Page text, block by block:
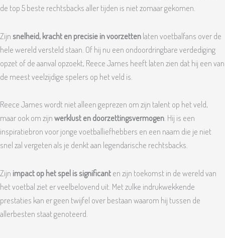
de top 5 beste rechtsbacks aller tijden is niet zomaar gekomen.
Zijnsnelheid, kracht en precisie in voorzettenlaten voetbalfans over de
hele wereld versteld staan. Of hij nu een ondoordringbare verdediging
opzet of de aanval opzoekt, Reece James heeft laten zien dat hij een van
de meest veelzijdige spelers op het veld is.
Reece James wordt niet alleen geprezen om zijn talent op het veld,
maar ook om zijnwerklust en doorzettingsvermogen. Hij is een
inspiratiebron voor jonge voetballiefhebbers en een naam die je niet
snel zal vergeten als je denkt aan legendarische rechtsbacks.
Zijn impact op het spel is significanten zijn toekomst in de wereld van
het voetbal ziet er veelbelovend uit. Met zulke indrukwekkende
prestaties kan er geen twijfel over bestaan waarom hij tussen de
allerbesten staat genoteerd.